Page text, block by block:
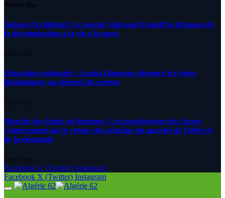
What's Hot
Sahara Occidental: Le peuple Sahraoui brandit le drapeau de
la décolonisation à la vie à la mort
8 AOÛT 2026
Education nationale : Louisa Hanoune dénonce les visées
idéologiques au dépend du secteur
7 AOÛT 2026
Marché des fruits est légumes : Les producteurs des Aures
s’interrogent sur le retour du principe du marché de l’offre et
de la demande
6 AOÛT 2026
Facebook X (Twitter) Instagram
Facebook X (Twitter) Instagram